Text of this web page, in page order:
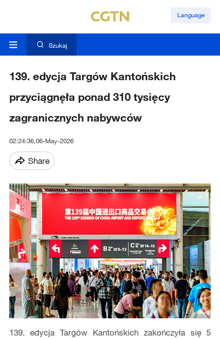
Language
Szukaj
139. edycja Targów Kantońskich
przyciągnęła ponad 310 tysięcy
zagranicznych nabywców
02:24:36,06-May-2026
Share
139. edycja Targów Kantońskich zakończyła się 5